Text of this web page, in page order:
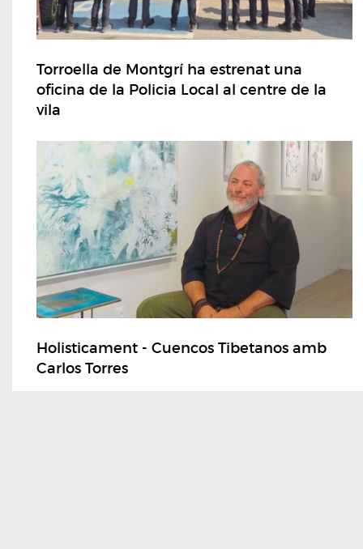
Torroella de Montgrí ha estrenat una
oficina de la Policia Local al centre de la
vila
Holisticament - Cuencos Tibetanos amb
Carlos Torres